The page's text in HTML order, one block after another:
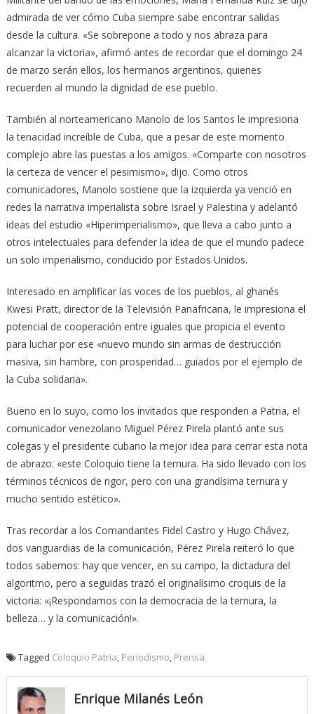
admirada de ver cómo Cuba siempre sabe encontrar salidas
desde la cultura. «Se sobrepone a todo y nos abraza para
alcanzar la victoria», afirmó antes de recordar que el domingo 24
de marzo serán ellos, los hermanos argentinos, quienes
recuerden al mundo la dignidad de ese pueblo.
También al norteamericano Manolo de los Santos le impresiona
la tenacidad increíble de Cuba, que a pesar de este momento
complejo abre las puestas a los amigos. «Comparte con nosotros
la certeza de vencer el pesimismo», dijo. Como otros
comunicadores, Manolo sostiene que la izquierda ya venció en
redes la narrativa imperialista sobre Israel y Palestina y adelantó
ideas del estudio «Hiperimperialismo», que lleva a cabo junto a
otros intelectuales para defender la idea de que el mundo padece
un solo imperialismo, conducido por Estados Unidos.
Interesado en amplificar las voces de los pueblos, al ghanés
Kwesi Pratt, director de la Televisión Panafricana, le impresiona el
potencial de cooperación entre iguales que propicia el evento
para luchar por ese «nuevo mundo sin armas de destrucción
masiva, sin hambre, con prosperidad… guiados por el ejemplo de
la Cuba solidaria».
Bueno en lo suyo, como los invitados que responden a Patria, el
comunicador venezolano Miguel Pérez Pirela plantó ante sus
colegas y el presidente cubano la mejor idea para cerrar esta nota
de abrazo: «este Coloquio tiene la ternura. Ha sido llevado con los
términos técnicos de rigor, pero con una grandísima ternura y
mucho sentido estético».
Tras recordar a los Comandantes Fidel Castro y Hugo Chávez,
dos vanguardias de la comunicación, Pérez Pirela reiteró lo que
todos sabemos: hay que vencer, en su campo, la dictadura del
algoritmo, pero a seguidas trazó el originalísimo croquis de la
victoria: «¡Respondamos con la democracia de la ternura, la
belleza… y la comunicación!».
Tagged Coloquio Patria, Periodismo, Prensa
Enrique Milanés León